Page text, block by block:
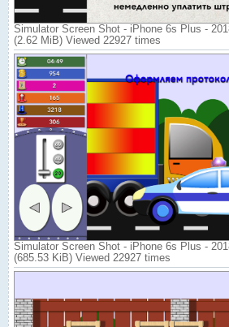
Simulator Screen Shot - iPhone 6s Plus -
(2.62 MiB) Viewed 22927 times
Simulator Screen Shot - iPhone 6s Plus -
(685.53 KiB) Viewed 22927 times